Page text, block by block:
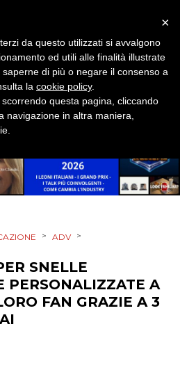
> ADV >
SNELLE
PERSONALIZZATE A
FAN GRAZIE A 3
×
da questo utilizzati si avvalgono
ed utili alle finalità illustrate
di più o negare il consenso a
la cookie policy.
questa pagina, cliccando
navigazione in altra maniera,